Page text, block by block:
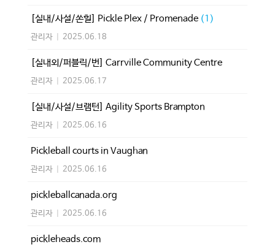
[실내/사설/쏜힐] Pickle Plex / Promenade (1)
관리자 2025.06.18
[실내외/퍼블릭/번] Carrville Community Centre
관리자 2025.06.17
[실내/사설/브램턴] Agility Sports Brampton
관리자 2025.06.16
Pickleball courts in Vaughan
관리자 2025.06.16
pickleballcanada.org
관리자 2025.06.16
pickleheads.com